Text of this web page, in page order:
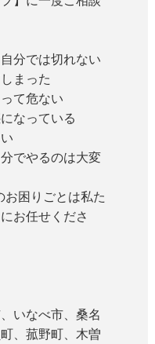
分では切れない
まった
て危ない
なっている
でやるのは大変
困りごとは私た
お任せくださ
いなべ市、桑名
、菰野町、木曽